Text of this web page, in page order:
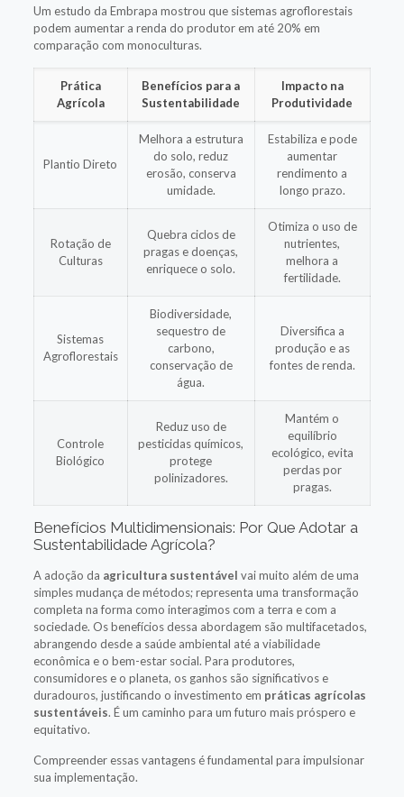
Um estudo da Embrapa mostrou que sistemas agroflorestais
podem aumentar a renda do produtor em até 20% em
comparação com monoculturas.
Prática
Agrícola
Benefícios para a
Sustentabilidade
Impacto na
Produtividade
Plantio Direto
Melhora a estrutura
do solo, reduz
erosão, conserva
umidade.
Estabiliza e pode
aumentar
rendimento a
longo prazo.
Rotação de
Culturas
Quebra ciclos de
pragas e doenças,
enriquece o solo.
Otimiza o uso de
nutrientes,
melhora a
fertilidade.
Sistemas
Agroflorestais
Biodiversidade,
sequestro de
carbono,
conservação de
água.
Diversifica a
produção e as
fontes de renda.
Controle
Biológico
Reduz uso de
pesticidas químicos,
protege
polinizadores.
Mantém o
equilíbrio
ecológico, evita
perdas por
pragas.
Benefícios Multidimensionais: Por Que Adotar a
Sustentabilidade Agrícola?
A adoção da agricultura sustentável vai muito além de uma
simples mudança de métodos; representa uma transformação
completa na forma como interagimos com a terra e com a
sociedade. Os benefícios dessa abordagem são multifacetados,
abrangendo desde a saúde ambiental até a viabilidade
econômica e o bem-estar social. Para produtores,
consumidores e o planeta, os ganhos são significativos e
duradouros, justificando o investimento em práticas agrícolas
sustentáveis. É um caminho para um futuro mais próspero e
equitativo.
Compreender essas vantagens é fundamental para impulsionar
sua implementação.